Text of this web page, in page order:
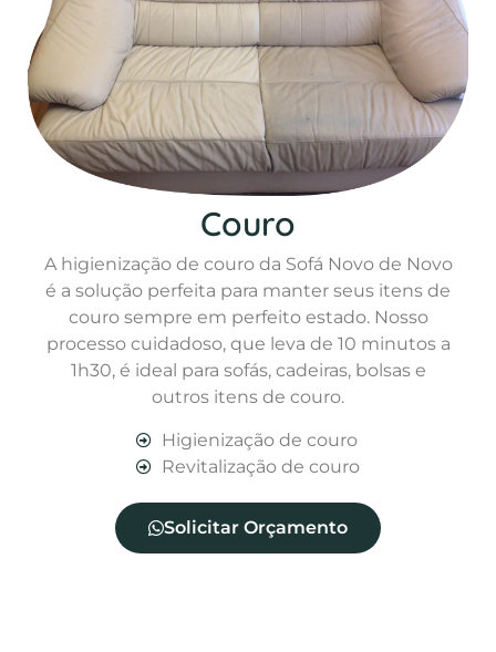
Couro
A higienização de couro da Sofá Novo de Novo
é a solução perfeita para manter seus itens de
couro sempre em perfeito estado. Nosso
processo cuidadoso, que leva de 10 minutos a
1h30, é ideal para sofás, cadeiras, bolsas e
outros itens de couro.
Higienização de couro
Revitalização de couro
Solicitar Orçamento